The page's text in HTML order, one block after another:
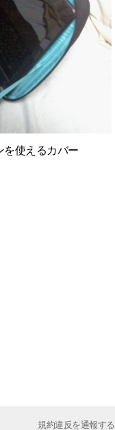
を使えるカバー
規約違反を通報する